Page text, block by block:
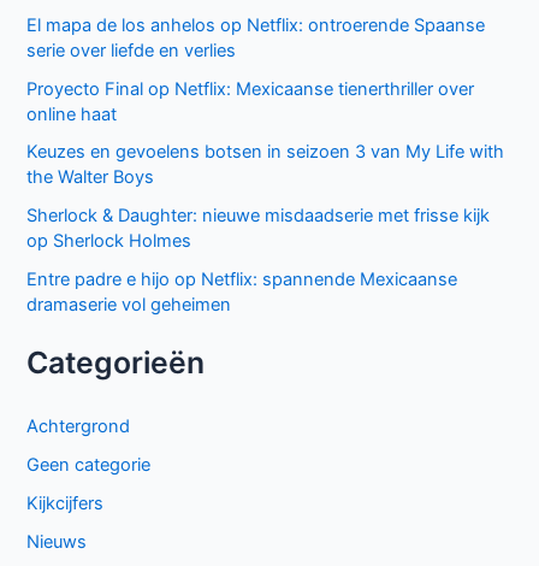
El mapa de los anhelos op Netflix: ontroerende Spaanse
serie over liefde en verlies
Proyecto Final op Netflix: Mexicaanse tienerthriller over
online haat
Keuzes en gevoelens botsen in seizoen 3 van My Life with
the Walter Boys
Sherlock & Daughter: nieuwe misdaadserie met frisse kijk
op Sherlock Holmes
Entre padre e hijo op Netflix: spannende Mexicaanse
dramaserie vol geheimen
Categorieën
Achtergrond
Geen categorie
Kijkcijfers
Nieuws